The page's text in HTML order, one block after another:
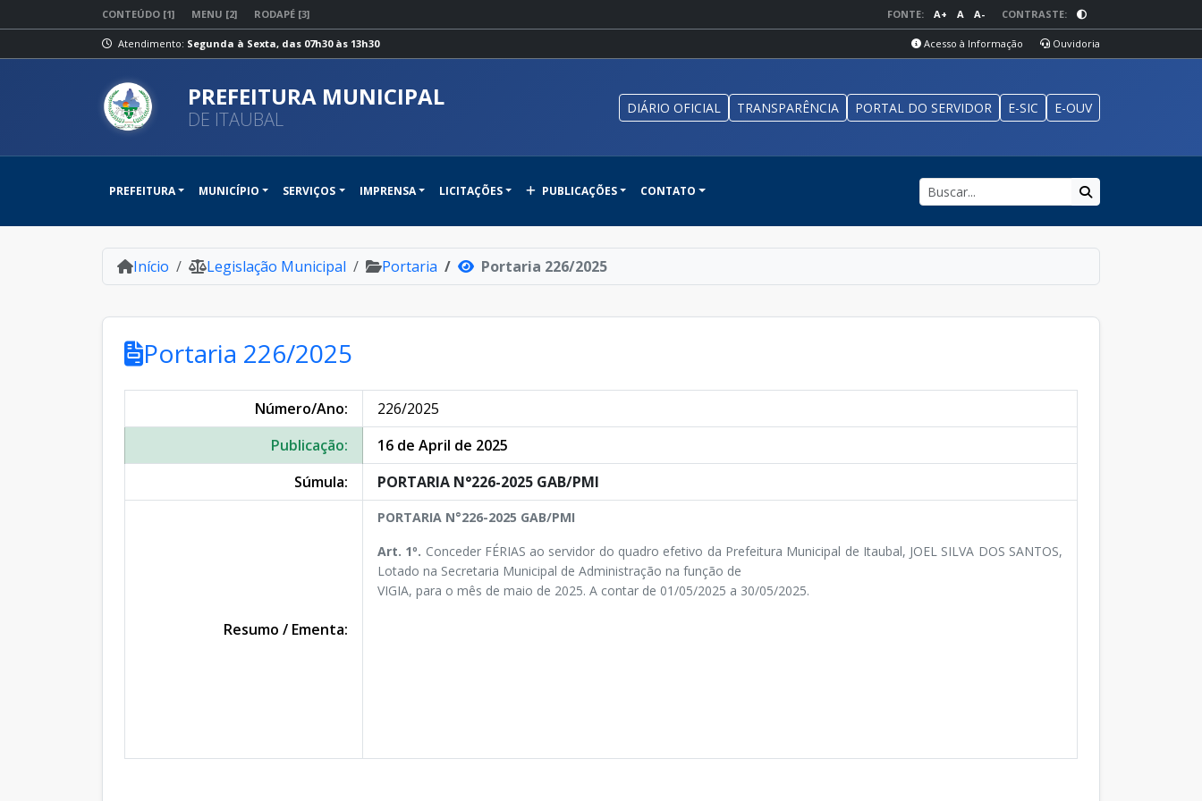
CONTEÚDO [1] MENU [2] RODAPÉ [3] FONTE: A+ A A- CONTRASTE:
Atendimento: Segunda à Sexta, das 07h30 às 13h30 Acesso à Informação Ouvidoria
PREFEITURA MUNICIPAL
DE ITAUBAL DIÁRIO OFICIAL TRANSPARÊNCIA PORTAL DO SERVIDOR E-SIC E-OUV
PREFEITURA MUNICÍPIO SERVIÇOS IMPRENSA LICITAÇÕES PUBLICAÇÕES CONTATO
Início Legislação Municipal Portaria Portaria 226/2025
Portaria 226/2025
Número/Ano:
226/2025
Publicação:
16 de April de 2025
Súmula:
PORTARIA N°226-2025 GAB/PMI
Resumo / Ementa:
PORTARIA N°226-2025 GAB/PMI
Art. 1º. Conceder FÉRIAS ao servidor do quadro efetivo da Prefeitura Municipal de Itaubal, JOEL SILVA DOS SANTOS,
Lotado na Secretaria Municipal de Administração na função de
VIGIA, para o mês de maio de 2025. A contar de 01/05/2025 a 30/05/2025.